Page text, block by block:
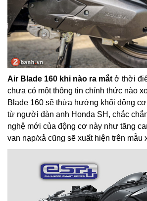
Air Blade 160 khi nào ra mắt ở thời
chưa có một thông tin chính thức nào
Blade 160 sẽ thừa hưởng khối động
từ người đàn anh Honda SH, chắc
nghệ mới của động cơ này như tăng
van nạp/xả cũng sẽ xuất hiện trên mẫu